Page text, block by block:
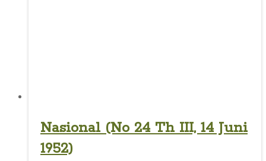
Nasional (No 24 Th III, 14 Juni
1952)